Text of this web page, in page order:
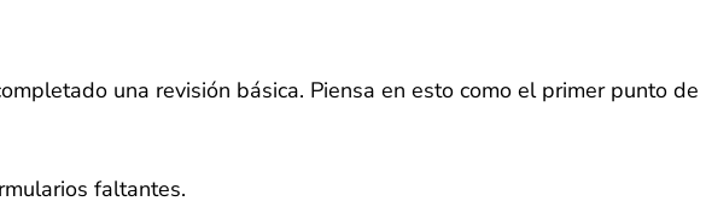
una revisión básica. Piensa en esto como el primer punto de
faltantes.